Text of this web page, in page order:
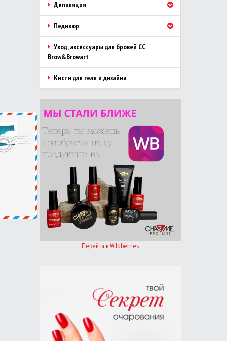
Депиляция
Педикюр
Уход, аксессуары для бровей CC
Brow&Browart
Кисти для геля и дизайна
Перейти в Wildberries